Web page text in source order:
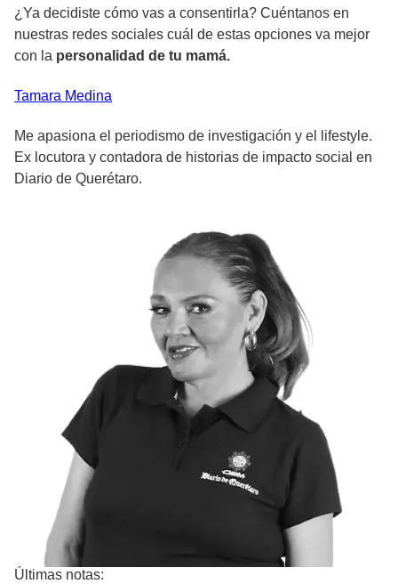
¿Ya decidiste cómo vas a consentirla? Cuéntanos en
nuestras redes sociales cuál de estas opciones va mejor
con la personalidad de tu mamá.
Tamara Medina
Me apasiona el periodismo de investigación y el lifestyle.
Ex locutora y contadora de historias de impacto social en
Diario de Querétaro.
Últimas notas: